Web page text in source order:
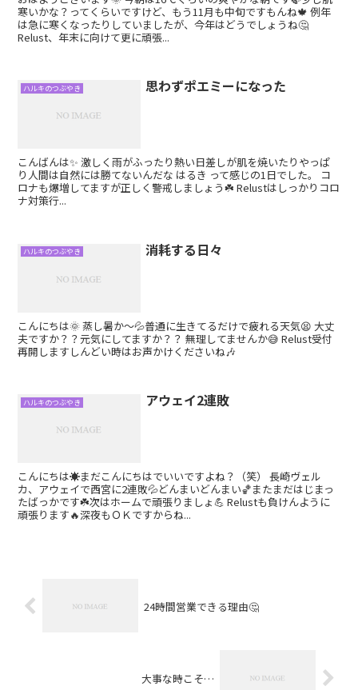
寒いかな？ってくらいですけど、もう11月も中旬ですもんね🍁 例年
は急に寒くなったりしていましたが、今年はどうでしょうね🤔
Relust、年末に向けて更に頑張...
ハルキのつぶやき 思わずポエミーになった
こんばんは✨ 激しく雨がふったり熱い日差しが肌を焼いたりやっぱ
り人間は自然には勝てないんだな はるき って感じの1日でした。 コ
ロナも爆増してますが正しく警戒しましょう☘️ Relustはしっかりコロ
ナ対策行...
ハルキのつぶやき 消耗する日々
こんにちは🌞 蒸し暑か〜💦普通に生きてるだけで疲れる天気😫 大丈
夫ですか？？元気にしてますか？？ 無理してませんか😅 Relust受付
再開しますしんどい時はお声かけくださいね🎶
ハルキのつぶやき アウェイ2連敗
こんにちは☀️まだこんにちはでいいですよね？（笑） 長崎ヴェル
カ、アウェイで西宮に2連敗💦どんまいどんまい🏀またまだはじまっ
たばっかです☘️次はホームで頑張りましょ💪 Relustも負けんように
頑張ります🔥深夜もＯＫですからね...
24時間営業できる理由🤔
大事な時こそ…